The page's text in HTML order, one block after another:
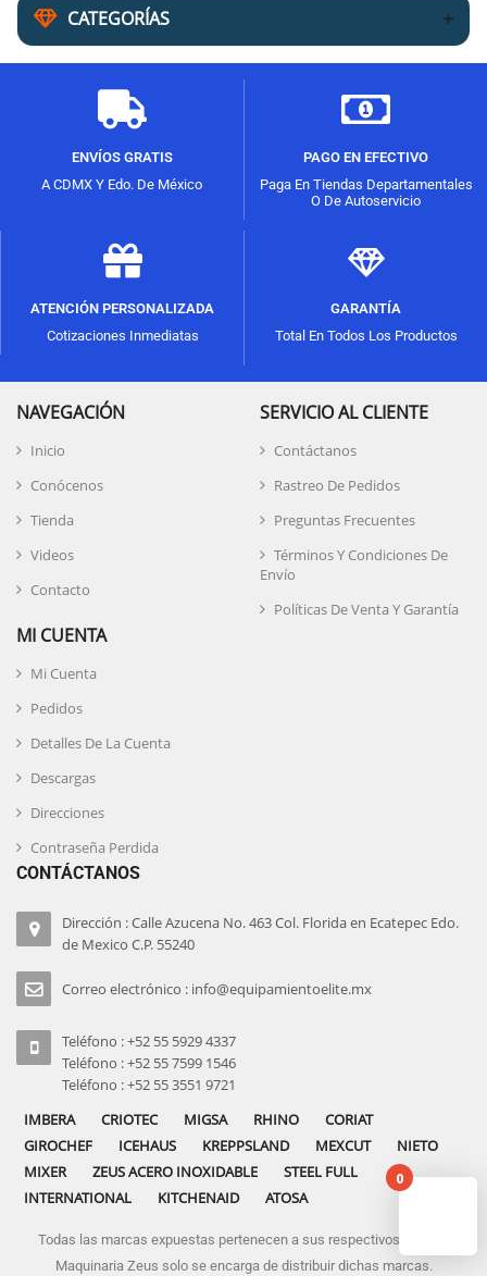
CATEGORÍAS
ENVÍOS GRATIS
A CDMX Y Edo. De México
PAGO EN EFECTIVO
Paga En Tiendas Departamentales
O De Autoservicio
ATENCIÓN PERSONALIZADA
Cotizaciones Inmediatas
GARANTÍA
Total En Todos Los Productos
NAVEGACIÓN
Inicio
Conócenos
Tienda
Videos
Contacto
SERVICIO AL CLIENTE
Contáctanos
Rastreo De Pedidos
Preguntas Frecuentes
Términos Y Condiciones De
Envío
Políticas De Venta Y Garantía
MI CUENTA
Mi Cuenta
Pedidos
Detalles De La Cuenta
Descargas
Direcciones
Contraseña Perdida
CONTÁCTANOS
Dirección : Calle Azucena No. 463 Col. Florida en Ecatepec Edo.
de Mexico C.P. 55240
Correo electrónico : info@equipamientoelite.mx
Teléfono : +52 55 5929 4337
Teléfono : +52 55 7599 1546
Teléfono : +52 55 3551 9721
IMBERA
CRIOTEC MIGSA RHINO
CORIAT
GIROCHEF
ICEHAUS KREPPSLAND MEXCUT
NIETO
MIXER
ZEUS ACERO INOXIDABLE
STEEL FULL
INTERNATIONAL
KITCHENAID ATOSA
Todas las marcas expuestas pertenecen a sus respectivos dueños
Maquinaria Zeus solo se encarga de distribuir dichas marcas.
0